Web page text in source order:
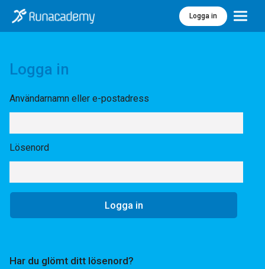
Logga in Meny
Logga in
Användarnamn eller e-postadress
Lösenord
Har du glömt ditt lösenord?